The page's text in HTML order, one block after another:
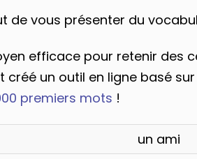
de vous présenter du
efficace pour retenir des
un outil en ligne basé
premiers mots !
un ami